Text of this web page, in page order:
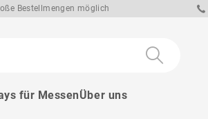
Bestellmengen möglich
für MessenÜber uns